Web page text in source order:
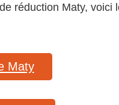
réduction Maty, voici
Maty